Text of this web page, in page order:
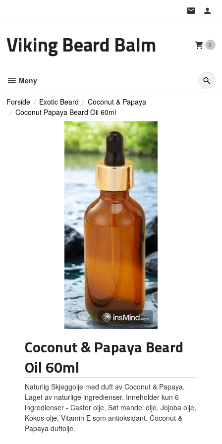
Viking Beard Balm 0
Meny
Forside Exotic Beard
Coconut & Papaya
Coconut Papaya Beard Oil 60ml
Coconut & Papaya Beard
Oil 60ml
Naturlig Skjeggolje med duft av Coconut & Papaya.
Laget av naturlige ingredienser. Inneholder kun 6
ingredienser - Castor olje, Søt mandel olje, Jojoba olje,
Kokos olje, Vitamin E som antioksidant. Coconut &
Papaya duftolje.